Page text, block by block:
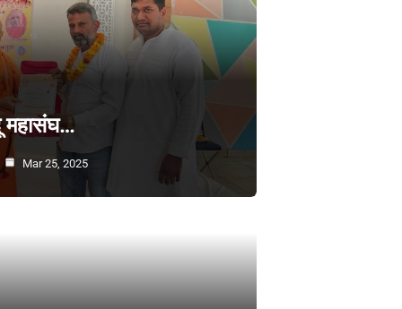
महासंघ…
Mar 25, 2025